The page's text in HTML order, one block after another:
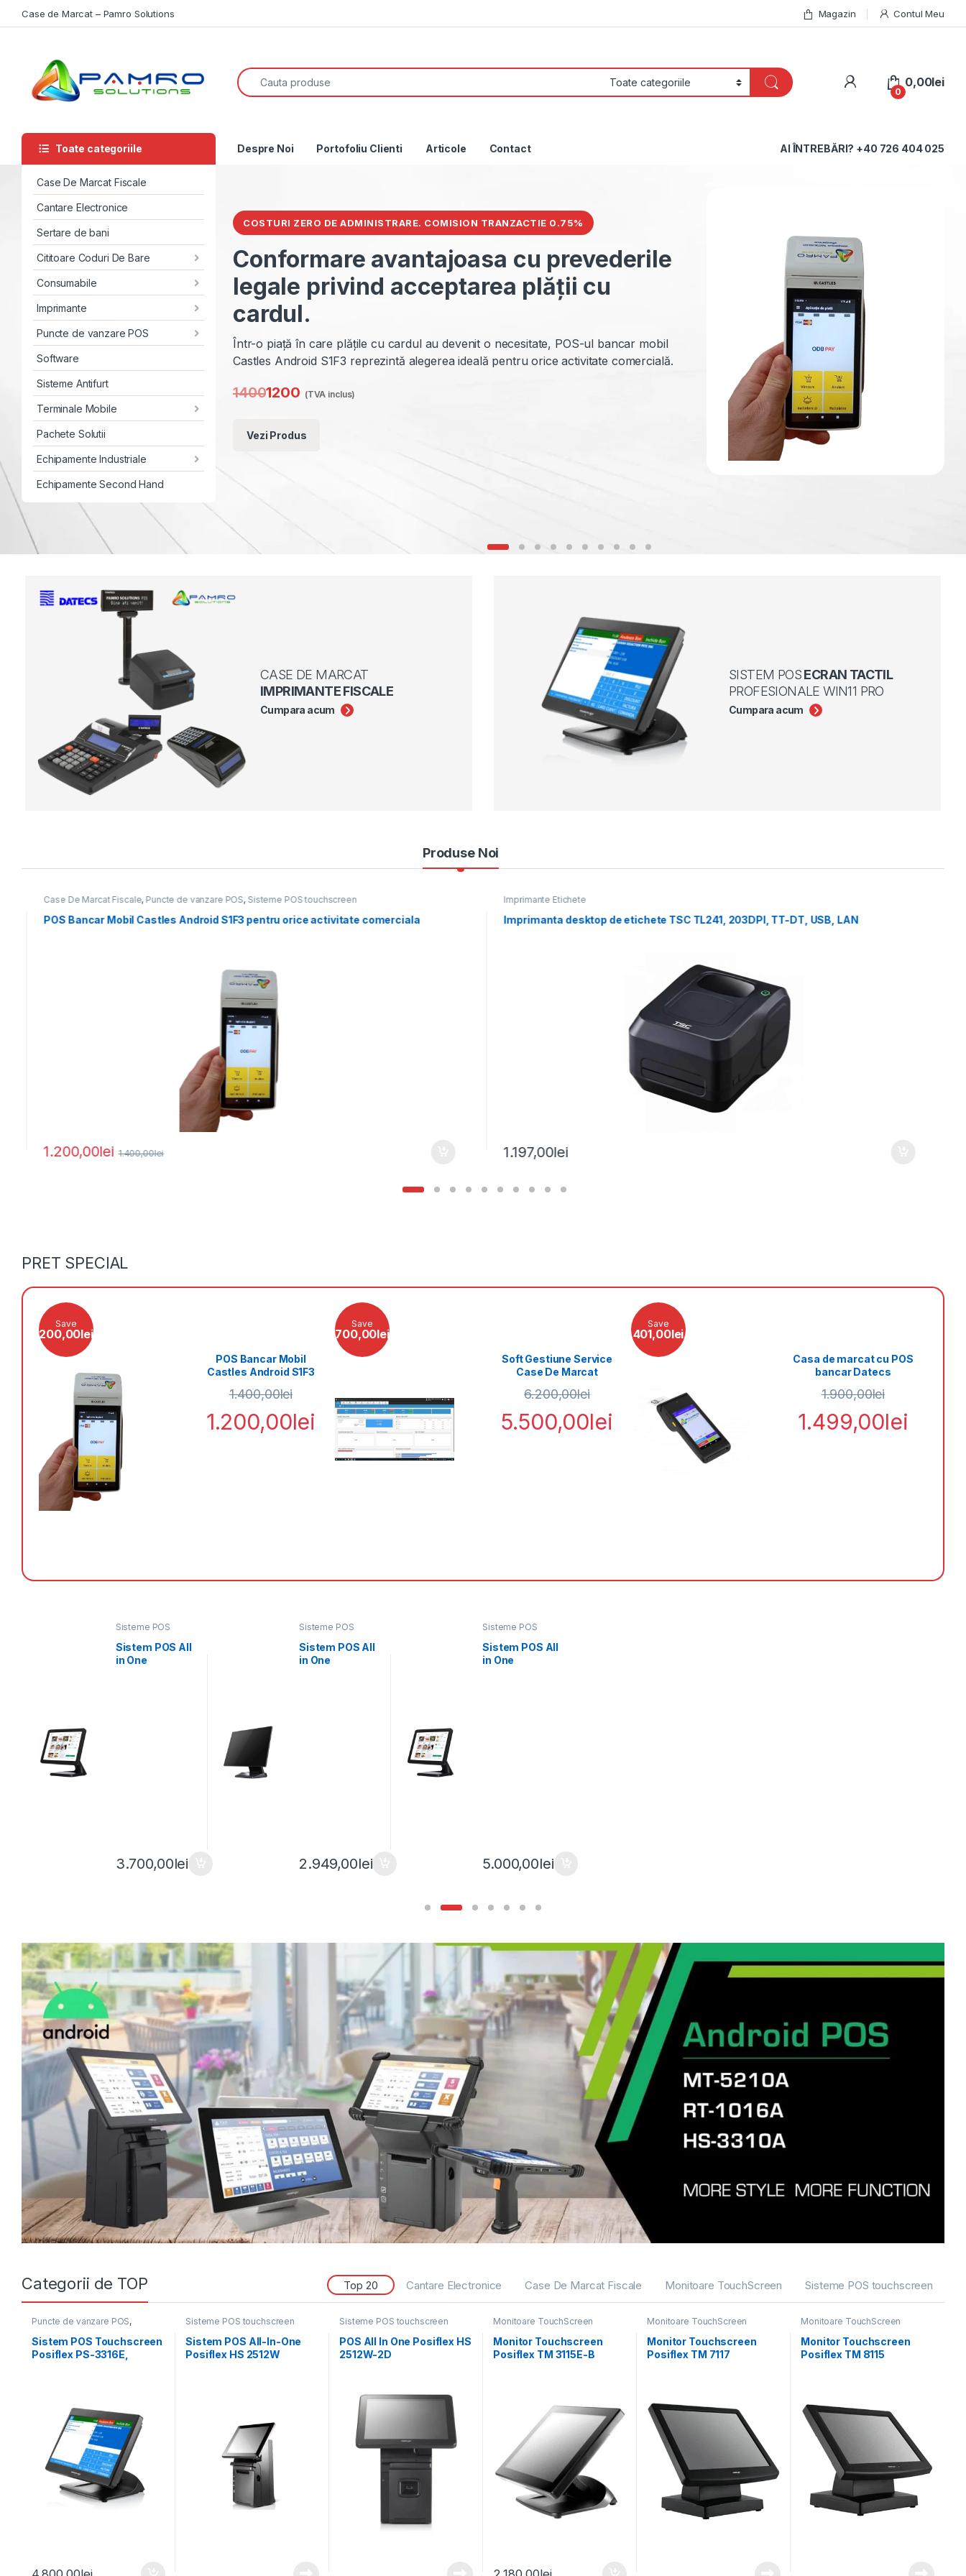
Case de Marcat – Pamro Solutions Magazin Contul Meu
Search for:
My Account
0
0,00lei
Toate categoriile
Case De Marcat Fiscale
Cantare Electronice
Sertare de bani
Cititoare Coduri De Bare
Consumabile
Imprimante
Puncte de vanzare POS
Software
Sisteme Antifurt
Terminale Mobile
Pachete Solutii
Echipamente Industriale
Echipamente Second Hand
Despre Noi Portofoliu Clienti Articole Contact AI ÎNTREBĂRI? +40 726 404 025
PACHET COMPLET UBER/BOLT: CASĂ DE MARCAT TREMOL S25 CU WIFI ȘI
FISCALIZARE INCLUSĂ
Pachet complet casa de marcat pentru
Uber-Bolt
pentru emiterea bonurilor fiscale? PAMRO Solutions îți oferă pachetul ideal, special
conceput pentru transportul alternativ. Modelul Tremol S25 este cea mai apreciată
casă de marcat portabilă datorită dimensiunilor reduse și a conectivității stabile, fiind
partenerul perfect pentru bordul mașinii tale.
11160960 (TVA inclus)
CASE DE MARCAT
IMPRIMANTE FISCALE
Cumpara acum
SISTEM POSECRAN TACTIL
PROFESIONALE WIN11 PRO
Cumpara acum
Produse Noi
Case De Marcat Fiscale, Puncte de vanzare POS, Sisteme POS touchscreen
POS Bancar Mobil Castles Android S1F3 pentru orice activitate comerciala
1.200,00lei 1.400,00lei
Imprimante Etichete
Imprimanta desktop de etichete TSC TL241, 203DPI, TT-DT, USB, LAN
1.197,00lei
PRET SPECIAL
Save
200,00lei
POS Bancar Mobil
Castles Android S1F3
comerciala
1.200,00lei
1.400,00lei
Save
700,00lei
Soft Gestiune Service
Case De Marcat
5.500,00lei
6.200,00lei
Save
401,00lei
Casa de marcat cu POS
bancar Datecs
1.499,00lei
1.900,00lei
Sisteme POS
Sistem POS All
in One
3.700,00lei
Sisteme POS
Sistem POS All
in One
2.949,00lei
Sisteme POS
Sistem POS All
in One
5.000,00lei
Categorii de TOP Top 20 Cantare Electronice Case De Marcat Fiscale Monitoare TouchScreen Sisteme POS touchscreen
Puncte de vanzare POS,
Sistem POS Touchscreen
Posiflex PS-3316E,
Sisteme POS touchscreen
Sistem POS All-In-One
Posiflex HS 2512W
Sisteme POS touchscreen
POS All In One Posiflex HS
2512W-2D
Monitoare TouchScreen
Monitor Touchscreen
Posiflex TM 3115E-B
Monitoare TouchScreen
Monitor Touchscreen
Posiflex TM 7117
Monitoare TouchScreen
Monitor Touchscreen
Posiflex TM 8115